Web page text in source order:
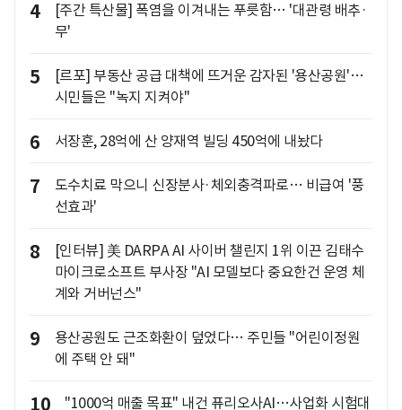
4
[주간 특산물] 폭염을 이겨내는 푸릇함… '대관령 배추·
무'
5
[르포] 부동산 공급 대책에 뜨거운 감자된 '용산공원'…
시민들은 "녹지 지켜야"
6 서장훈, 28억에 산 양재역 빌딩 450억에 내놨다
7
도수치료 막으니 신장분사·체외충격파로… 비급여 '풍
선효과'
8
[인터뷰] 美 DARPA AI 사이버 챌린지 1위 이끈 김태수
마이크로소프트 부사장 "AI 모델보다 중요한건 운영 체
계와 거버넌스"
9
용산공원도 근조화환이 덮었다… 주민들 "어린이정원
에 주택 안 돼"
10 "1000억 매출 목표" 내건 퓨리오사AI…사업화 시험대